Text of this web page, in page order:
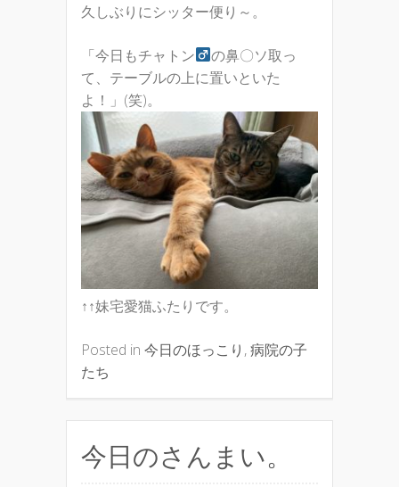
久しぶりにシッター便り～。
「今日もチャトン
の鼻〇ソ取っ
て、テーブルの上に置いといた
よ！」(笑)。
↑↑妹宅愛猫ふたりです。
Posted in 今日のほっこり ,病院の子
たち
今日のさんまい。